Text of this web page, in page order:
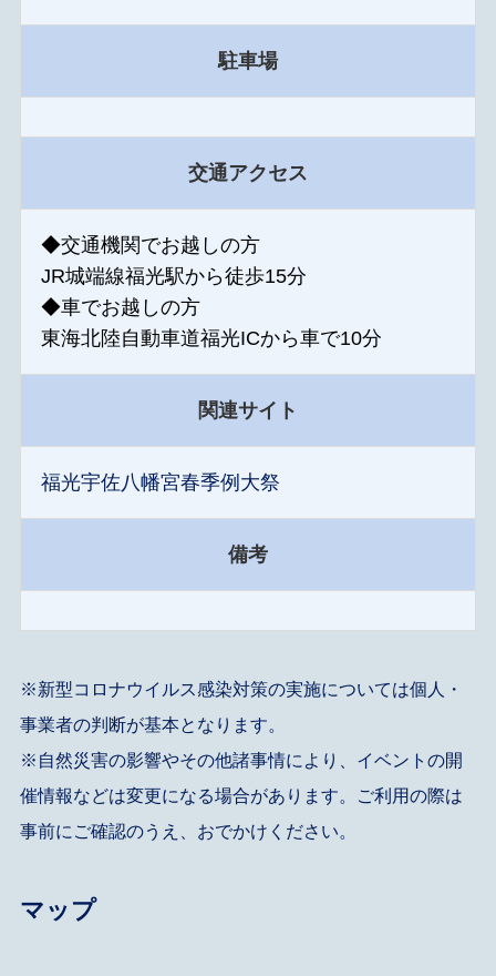
駐車場
交通アクセス
◆交通機関でお越しの方
JR城端線福光駅から徒歩15分
◆車でお越しの方
東海北陸自動車道福光ICから車で10分
関連サイト
福光宇佐八幡宮春季例大祭
備考
※新型コロナウイルス感染対策の実施については個人・
事業者の判断が基本となります。
※自然災害の影響やその他諸事情により、イベントの開
催情報などは変更になる場合があります。ご利用の際は
事前にご確認のうえ、おでかけください。
マップ